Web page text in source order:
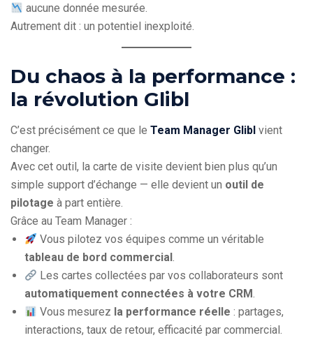
aucune donnée mesurée.
Autrement dit : un potentiel inexploité.
Du chaos à la performance :
la révolution Glibl
C’est précisément ce que le Team Manager Glibl vient
changer.
Avec cet outil, la carte de visite devient bien plus qu’un
simple support d’échange — elle devient un outil de
pilotage à part entière.
Grâce au Team Manager :
Vous pilotez vos équipes comme un véritable
tableau de bord commercial.
Les cartes collectées par vos collaborateurs sont
automatiquement connectées à votre CRM.
Vous mesurez la performance réelle : partages,
interactions, taux de retour, efficacité par commercial.